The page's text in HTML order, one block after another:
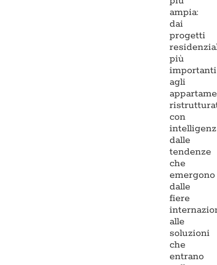
ampia:
dai
progetti
più
importanti
agli
con
dalle
tendenze
che
emergono
dalle
fiere
alle
soluzioni
che
entrano